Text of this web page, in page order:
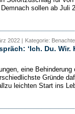
sollen ab Juli
2022 | Kategorie:
‘Ich. Du.
eine
Gründe
leichten Start ins